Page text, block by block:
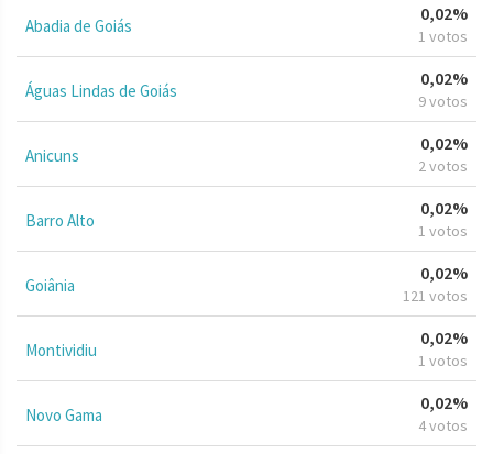
Abadia de Goiás
0,02%
1 votos
Águas Lindas de Goiás
0,02%
9 votos
Anicuns
0,02%
2 votos
Barro Alto
0,02%
1 votos
Goiânia
0,02%
121 votos
Montividiu
0,02%
1 votos
Novo Gama
0,02%
4 votos